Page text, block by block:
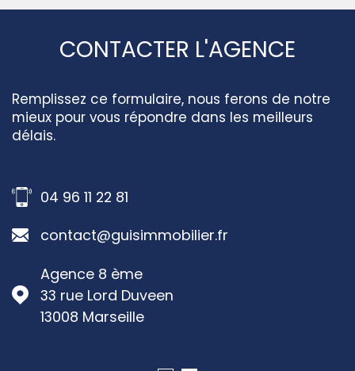
CONTACTER L'AGENCE
Remplissez ce formulaire, nous ferons de notre
mieux pour vous répondre dans les meilleurs
délais.
04 96 11 22 81
contact@guisimmobilier.fr
Agence 8 ème
33 rue Lord Duveen
13008
Marseille